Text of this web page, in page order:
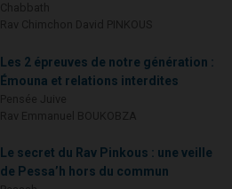
Les 2 épreuves de notre génération :
Émouna et relations interdites
Le secret du Rav Pinkous : une veille
de Pessa’h hors du commun